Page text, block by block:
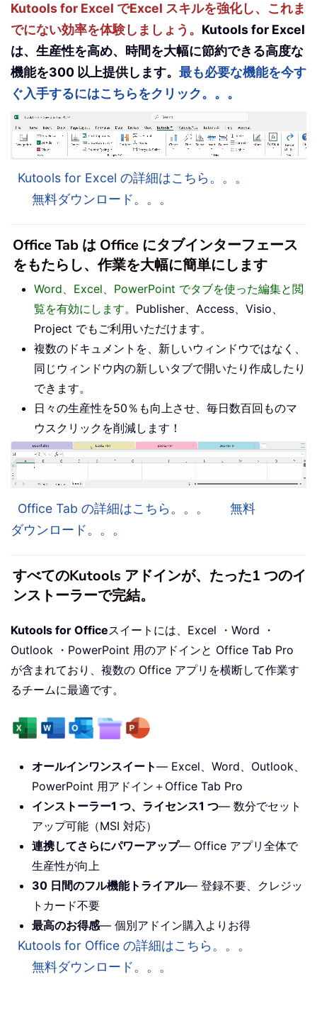
Kutools for Excel でExcel スキルを強化し、これま
でにない効率を体験しましょう。 Kutools for Excel
は、生産性を高め、時間を大幅に節約できる高度な
機能を300 以上提供します。 最も必要な機能を今す
ぐ入手するにはこちらをクリック。。。
Kutools for Excel の詳細はこちら。。。
無料ダウンロード。。。
Office Tab は Office にタブインターフェース
をもたらし、作業を大幅に簡単にします
Word、Excel、PowerPoint でタブを使った編集と閲
覧を有効にします。 Publisher、Access、Visio、
Project でもご利用いただけます。
複数のドキュメントを、新しいウィンドウではなく、
同じウィンドウ内の新しいタブで開いたり作成したり
できます。
日々の生産性を50％も向上させ、毎日数百回ものマ
ウスクリックを削減します！
Office Tab の詳細はこちら。。。
無料
ダウンロード。。。
すべてのKutools アドインが、たった1 つのイ
ンストーラーで完結。
Kutools for Officeスイートには、Excel ・Word ・
Outlook ・PowerPoint 用のアドインと Office Tab Pro
が含まれており、複数の Office アプリを横断して作業す
るチームに最適です。
オールインワンスイート— Excel、Word、Outlook、
PowerPoint 用アドイン＋Office Tab Pro
インストーラー1 つ、ライセンス1 つ— 数分でセット
アップ可能（MSI 対応）
連携してさらにパワーアップ— Office アプリ全体で
生産性が向上
30 日間のフル機能トライアル— 登録不要、クレジッ
トカード不要
最高のお得感— 個別アドイン購入よりお得
Kutools for Office の詳細はこちら。。。
無料ダウンロード。。。